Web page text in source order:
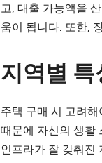
고, 대출 가능액을
움이 됩니다. 또한,
지역별 특
주택 구매 시 고려
때문에 자신의 생활
인프라가 잘 갖춰진